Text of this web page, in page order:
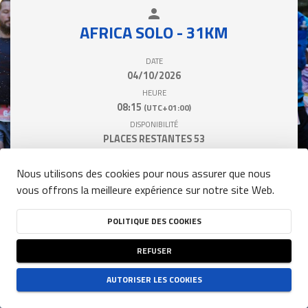
person
AFRICA SOLO - 31KM
DATE
04/10/2026
HEURE
08:15 (UTC+01:00)
DISPONIBILITÉ
PLACES RESTANTES53
Tarif / Personne
31,00 €
info
tarif valable jusqu'au 27 septembre 2026 23:59
S'INSCRIRE
Nous utilisons des cookies pour nous assurer que nous
vous offrons la meilleure expérience sur notre site Web.
POLITIQUE DES COOKIES
REFUSER
AUTORISER LES COOKIES